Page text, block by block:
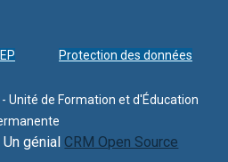
Protection des données
- Unité de Formation et d'Éducation
Un génial CRM Open Source